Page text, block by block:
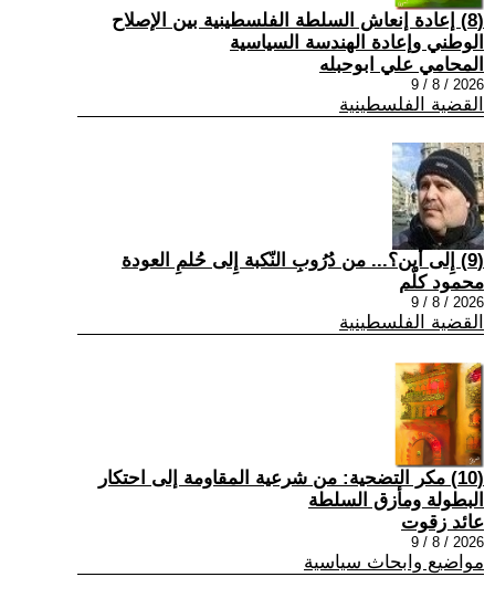
(8) إعادة إنعاش السلطة الفلسطينية بين الإصلاح
الوطني وإعادة الهندسة السياسية
المحامي علي ابوحبله
2026 / 8 / 9
القضية الفلسطينية
(9) إِلى أين؟... من دُرُوبِ النّكبة إِلى حُلمِ العودة
محمود كلّم
2026 / 8 / 9
القضية الفلسطينية
(10) مكر التضحية: من شرعية المقاومة إلى احتكار
البطولة ومأزق السلطة
عائد زقوت
2026 / 8 / 9
مواضيع وابحاث سياسية